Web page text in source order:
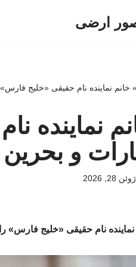
ارضی
» خانم نماینده نام حقیقی «خلیج
نماینده
و
ژوئن 28, 2026
نماینده نام حقیقی «خلیج فارس»